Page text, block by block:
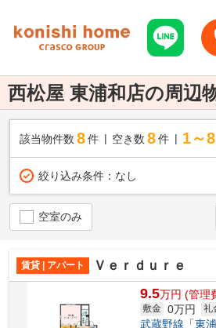
西松屋 東浦和店の周辺
該当物件数 8件 空き数 8 件 1～8
絞り込み条件： なし
空室のみ
賃貸 | アパート Ｖｅｒｄｕｒｅ
9.5万円 (管理
敷金 0万円 礼
武蔵野線 「東